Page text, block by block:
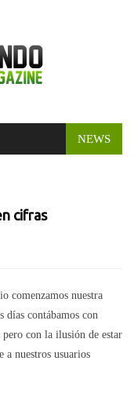
NEWS
cifras
comenzamos nuestra
días contábamos con
pero con la ilusión de estar
a nuestros usuarios